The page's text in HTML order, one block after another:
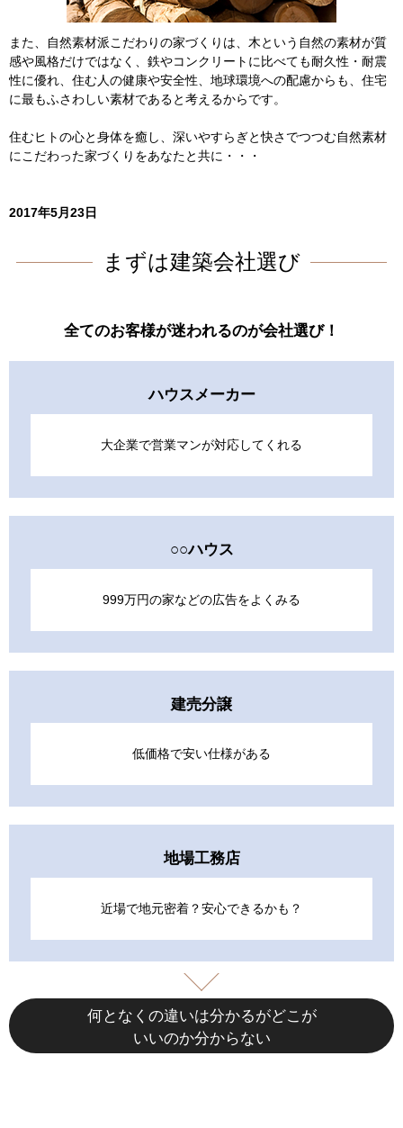
また、自然素材派こだわりの家づくりは、木という自然の素材が質
感や風格だけではなく、鉄やコンクリートに比べても耐久性・耐震
性に優れ、住む人の健康や安全性、地球環境への配慮からも、住宅
に最もふさわしい素材であると考えるからです。
住むヒトの心と身体を癒し、深いやすらぎと快さでつつむ自然素材
にこだわった家づくりをあなたと共に・・・
2017年5月23日
まずは建築会社選び
全てのお客様が迷われるのが会社選び！
ハウスメーカー
大企業で営業マンが対応してくれる
○○ハウス
999万円の家などの広告をよくみる
建売分譲
低価格で安い仕様がある
地場工務店
近場で地元密着？安心できるかも？
何となくの違いは分かるがどこが
いいのか分からない